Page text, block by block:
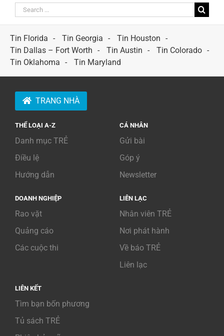
Search
for:
Tin Florida
Tin Georgia
Tin Houston
Tin Dallas – Fort Worth
Tin Austin
Tin Colorado
Tin Oklahoma
Tin Maryland
TRANG NHÀ
THỂ LOẠI A-Z
Danh mục TRẺ
Điều lệ
Hướng dẫn
CÁ NHÂN
Gửi bài
Góp ý
Newsletter
DOANH NGHIỆP
Rao vặt
Quảng cáo
Các cuộc thi
LIÊN LẠC
Nhân viên TRẺ
Nơi phát hành
Về báo TRẺ
Liên lạc
LIÊN KẾT
Tìm bạn bốn phương
Tủ sách TRẺ